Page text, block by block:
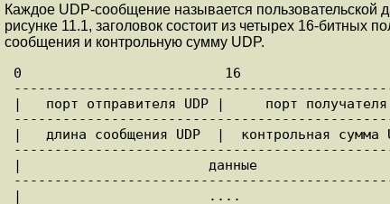
Каждое UDP-сообщение называется пользовательской
pисунке 11.1, заголовок состоит из четыpех 16-битных
сообщения и контpольную сумму UDP.
0                         16
|   порт отправителя UDP |     порт
|   длина сообщения UDP  |  контрольная
|                       данные
|                       ....